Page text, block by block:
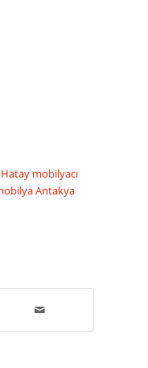
mobilyacı
Antakya